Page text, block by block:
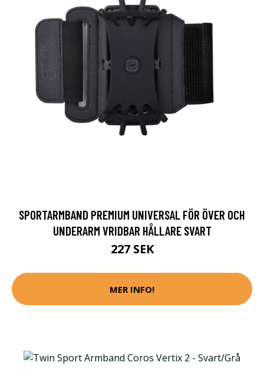
SPORTARMBAND PREMIUM UNIVERSAL FÖR ÖVER OCH
UNDERARM VRIDBAR HÅLLARE SVART
227 SEK
MER INFO!